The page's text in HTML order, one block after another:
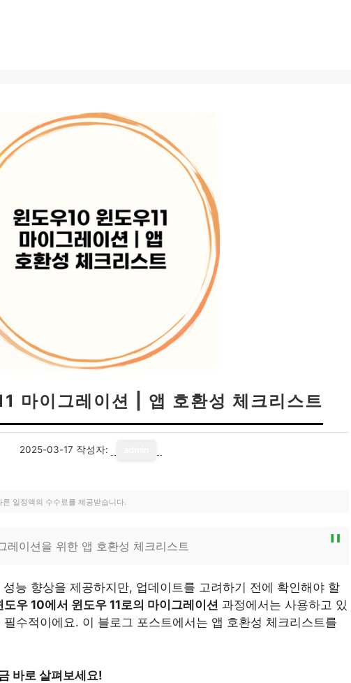
마이그레이션 | 앱 호환성 체크리스트
2025-03-17 작성자:
일정액의 수수료를 제공받습니다.
레이션을 위한 앱 호환성 체크리스트
능 향상을 제공하지만, 업데이트를 고려하기 전에 확인해야 할
도우 10에서 윈도우 11로의 마이그레이션 과정에서는 사용하고 있
수적이에요. 이 블로그 포스트에서는 앱 호환성 체크리스트를
바로 살펴보세요!